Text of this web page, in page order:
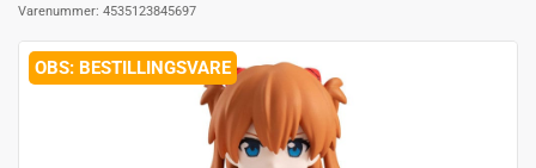
Varenummer: 4535123845697
BESTILLINGSVARE